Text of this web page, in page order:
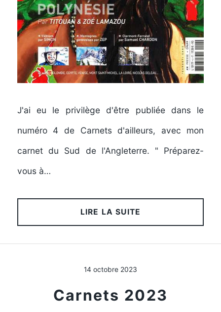
J'ai eu le privilège d'être publiée dans le
numéro 4 de Carnets d'ailleurs, avec mon
carnet du Sud de l'Angleterre. " Préparez-
vous à…
LIRE LA SUITE
14 octobre 2023
Carnets 2023